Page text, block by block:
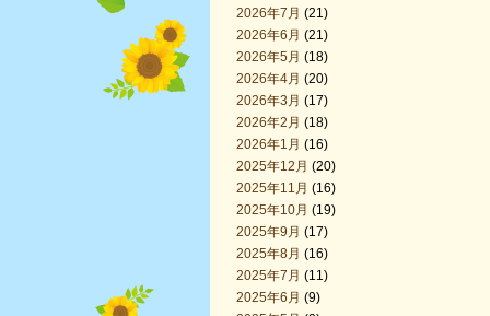
2026年7月 (21)
2026年6月 (21)
2026年5月 (18)
2026年4月 (20)
2026年3月 (17)
2026年2月 (18)
2026年1月 (16)
2025年12月 (20)
2025年11月 (16)
2025年10月 (19)
2025年9月 (17)
2025年8月 (16)
2025年7月 (11)
2025年6月 (9)